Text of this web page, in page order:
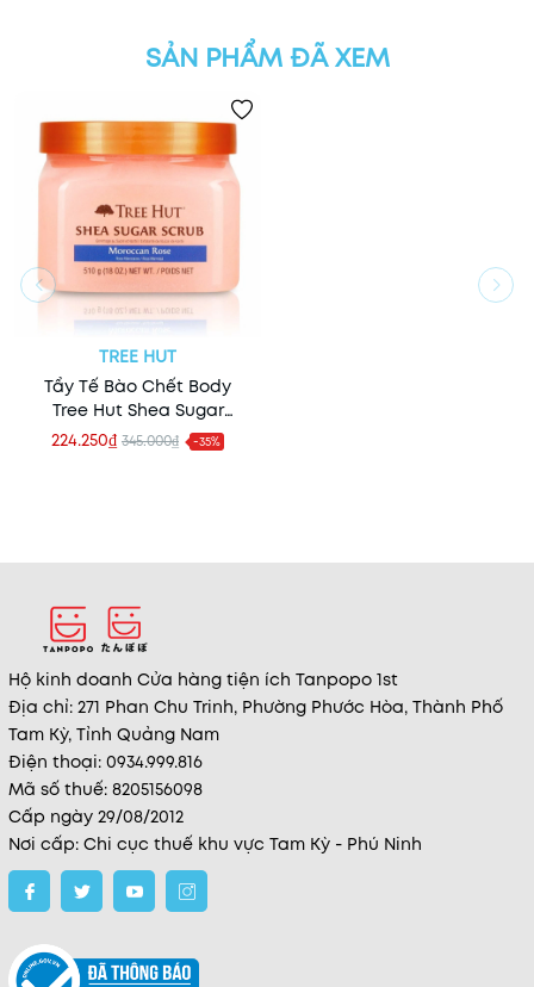
SẢN PHẨM ĐÃ XEM
TREE HUT
Tẩy Tế Bào Chết Body
Tree Hut Shea Sugar
Scrub 510g
224.250₫ 345.000₫ -35%
Hộ kinh doanh Cửa hàng tiện ích Tanpopo 1st
Địa chỉ: 271 Phan Chu Trinh, Phường Phước Hòa, Thành Phố
Tam Kỳ, Tỉnh Quảng Nam
Điện thoại: 0934.999.816
Mã số thuế: 8205156098
Cấp ngày 29/08/2012
Nơi cấp: Chi cục thuế khu vực Tam Kỳ - Phú Ninh